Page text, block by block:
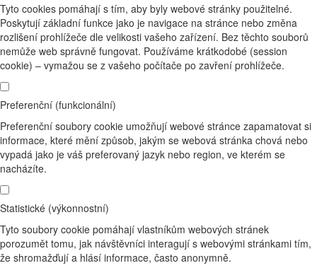
Tyto cookies pomáhají s tím, aby byly webové stránky použitelné.
Poskytují základní funkce jako je navigace na stránce nebo změna
rozlišení prohlížeče dle velikosti vašeho zařízení. Bez těchto souborů
nemůže web správně fungovat. Používáme krátkodobé (session
cookie) – vymažou se z vašeho počítače po zavření prohlížeče.
Preferenční (funkcionální)
Preferenční soubory cookie umožňují webové stránce zapamatovat si
informace, které mění způsob, jakým se webová stránka chová nebo
vypadá jako je váš preferovaný jazyk nebo region, ve kterém se
nacházíte.
Statistické (výkonnostní)
Tyto soubory cookie pomáhají vlastníkům webových stránek
porozumět tomu, jak návštěvníci interagují s webovými stránkami tím,
že shromažďují a hlásí informace, často anonymně.